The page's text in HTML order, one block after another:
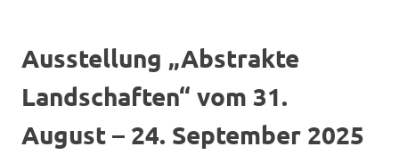
Ausstellung „Abstrakte
Landschaften“ vom 31.
August – 24. September 2025